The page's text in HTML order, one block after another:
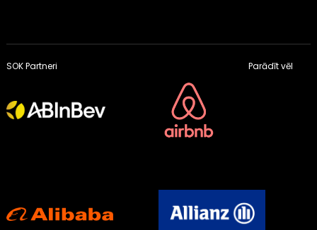
SOK Partneri Parādīt vēl